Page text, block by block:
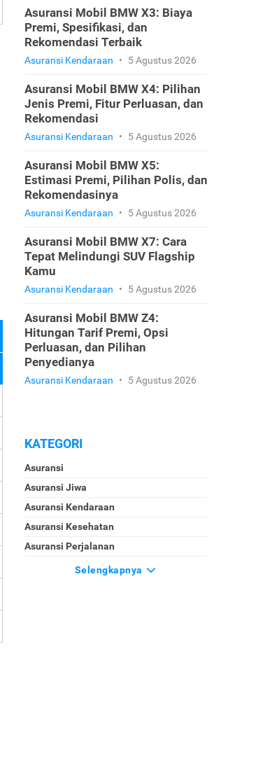
Asuransi Mobil BMW X3: Biaya
Premi, Spesifikasi, dan
Rekomendasi Terbaik
Asuransi Kendaraan • 5 Agustus 2026
Asuransi Mobil BMW X4: Pilihan
Jenis Premi, Fitur Perluasan, dan
Rekomendasi
Asuransi Kendaraan • 5 Agustus 2026
Asuransi Mobil BMW X5:
Estimasi Premi, Pilihan Polis, dan
Rekomendasinya
Asuransi Kendaraan • 5 Agustus 2026
Asuransi Mobil BMW X7: Cara
Tepat Melindungi SUV Flagship
Kamu
Asuransi Kendaraan • 5 Agustus 2026
Asuransi Mobil BMW Z4:
Hitungan Tarif Premi, Opsi
Perluasan, dan Pilihan
Penyedianya
Asuransi Kendaraan • 5 Agustus 2026
KATEGORI
Asuransi
Asuransi Jiwa
Asuransi Kendaraan
Asuransi Kesehatan
Asuransi Perjalanan
Selengkapnya